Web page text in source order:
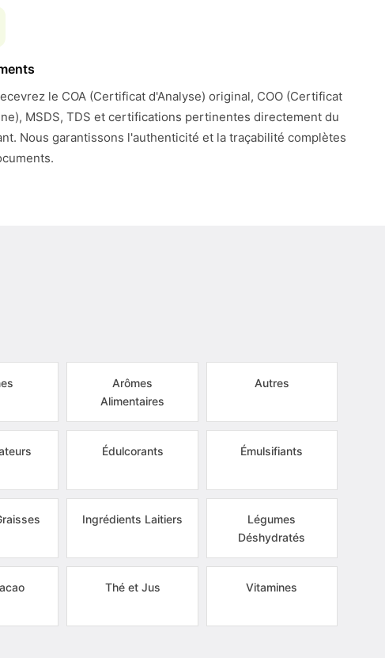
le COA (Certificat d'Analyse) original, COO (Certificat
MSDS, TDS et certifications pertinentes directement du
Nous garantissons l'authenticité et la traçabilité complètes
Arômes
Alimentaires
Autres
Édulcorants Émulsifiants
Ingrédients Laitiers
Légumes
Déshydratés
Thé et Jus Vitamines